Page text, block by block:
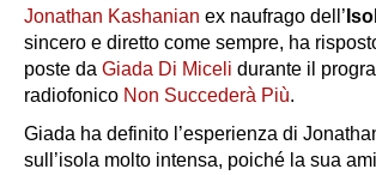
Jonathan Kashanian ex naufrago dell’
sincero e diretto come sempre, ha
poste da Giada Di Miceli durante il
radiofonico Non Succederà Più.
Giada ha definito l’esperienza di
sull’isola molto intensa, poiché la sua